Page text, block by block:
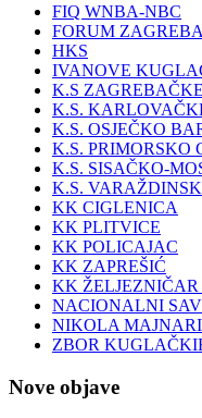
FIQ WNBA-NBC
FORUM
HKS
IVANOVE
K.S
K.S.
K.S. OSJEČKO
K.S. PRIMORSKO
K.S. SISAČKO-
K.S.
KK CIGLENICA
KK PLITVICE
KK POLICAJAC
KK ZAPREŠIĆ
KK
NACIONALNI
NIKOLA
ZBOR
Nove objave